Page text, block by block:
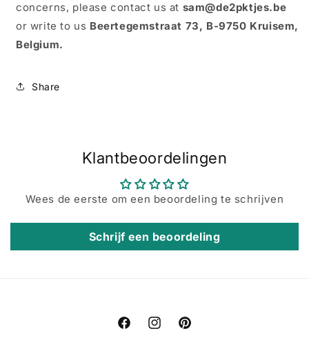
concerns, please contact us at sam@de2pktjes.be
or write to us Beertegemstraat 73, B-9750 Kruisem,
Belgium.
Share
Klantbeoordelingen
Wees de eerste om een beoordeling te schrijven
Schrijf een beoordeling
FacebookInstagramPinterest